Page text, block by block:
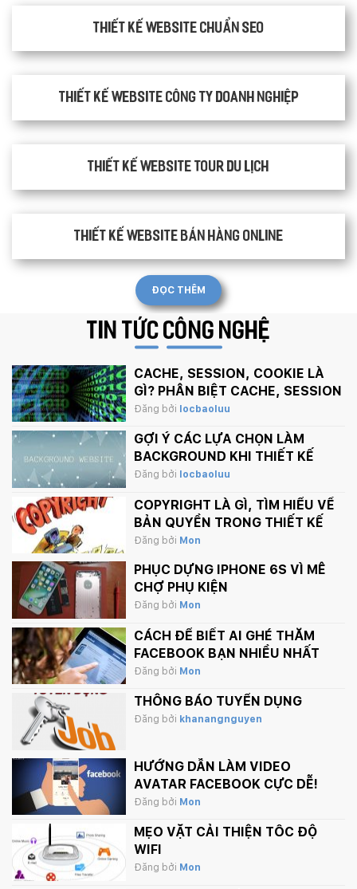
Thiết kế website chuẩn SEO
Thiết kế website công ty doanh nghiệp
Thiết kế website tour du lịch
Thiết kế website bán hàng Online
ĐỌC THÊM
TIN TỨCCÔNG NGHỆ
CACHE, SESSION, COOKIE LÀ
GÌ? PHÂN BIỆT CACHE, SESSION
VÀ COOKIE
Đăng bởi locbaoluu
GỢI Ý CÁC LỰA CHỌN LÀM
BACKGROUND KHI THIẾT KẾ
WEBSITE
Đăng bởi locbaoluu
COPYRIGHT LÀ GÌ, TÌM HIỂU VỀ
BẢN QUYỀN TRONG THIẾT KẾ
Đăng bởi Mon
PHỤC DỰNG IPHONE 6S VÌ MÊ
CHỢ PHỤ KIỆN
Đăng bởi Mon
CÁCH ĐỂ BIẾT AI GHÉ THĂM
FACEBOOK BẠN NHIỀU NHẤT
Đăng bởi Mon
THÔNG BÁO TUYỂN DỤNG
Đăng bởi khanangnguyen
HƯỚNG DẪN LÀM VIDEO
AVATAR FACEBOOK CỰC DỄ!
Đăng bởi Mon
MẸO VẶT CẢI THIỆN TỐC ĐỘ
WIFI
Đăng bởi Mon